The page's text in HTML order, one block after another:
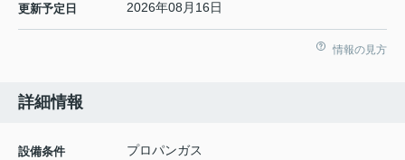
更新予定日 2026年08月16日
情報の見方
詳細情報
設備条件
プロパンガス